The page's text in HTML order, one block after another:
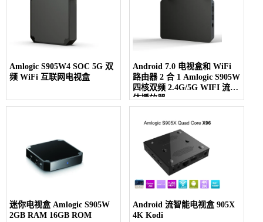
Amlogic S905W4 SOC 5G 双
频 WiFi 互联网电视盒
Android 7.0 电视盒和 WiFi
路由器 2 合 1 Amlogic S905W
四核双频 2.4G/5G WIFI 流媒
体播放器
迷你电视盒 Amlogic S905W
2GB RAM 16GB ROM
Android 流智能电视盒 905X
4K Kodi